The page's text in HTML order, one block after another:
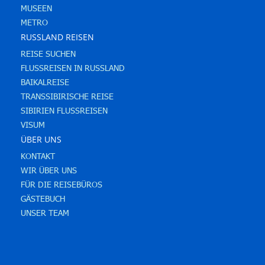
MUSEEN
METRO
RUSSLAND REISEN
REISE SUCHEN
FLUSSREISEN IN RUSSLAND
BAIKALREISE
TRANSSIBIRISCHE REISE
SIBIRIEN FLUSSREISEN
VISUM
ÜBER UNS
KONTAKT
WIR ÜBER UNS
FÜR DIE REISEBÜROS
GÄSTEBUCH
UNSER TEAM